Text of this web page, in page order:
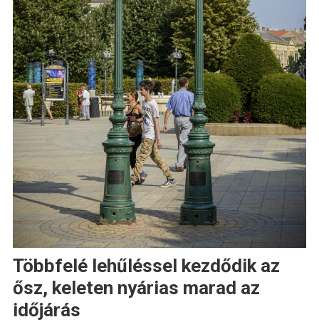
Többfelé lehűléssel kezdődik az
ősz, keleten nyárias marad az
időjárás